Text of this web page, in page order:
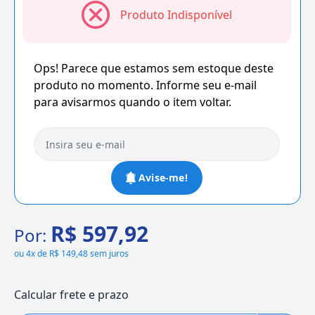
Produto Indisponível
Ops! Parece que estamos sem estoque deste
produto no momento. Informe seu e-mail
para avisarmos quando o item voltar.
Avise-me!
Por: R$ 597,92
ou4x de R$ 149,48 sem juros
Calcular frete e prazo